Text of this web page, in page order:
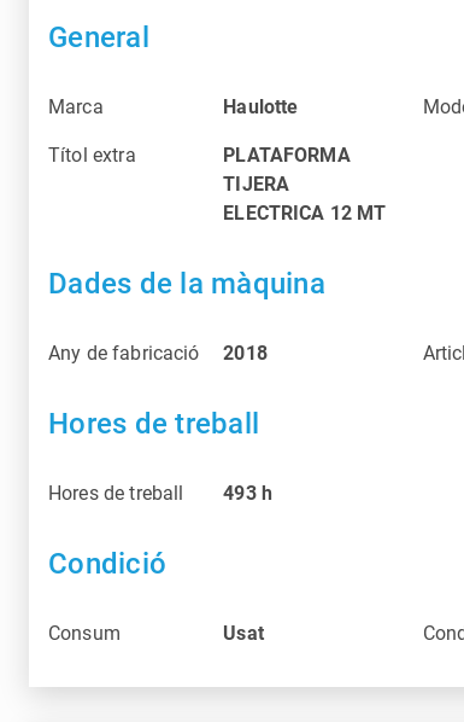
General
Marca Haulotte
Títol extra
PLATAFORMA
TIJERA
ELECTRICA 12 MT
Dades de la màquina
Any de fabricació 2018
Hores de treball
Hores de treball 493 h
Condició
Consum Usat